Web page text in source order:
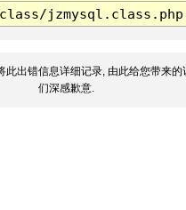
jzmysql.class.php
此出错信息详细记录, 由此给您带来的
们深感歉意.